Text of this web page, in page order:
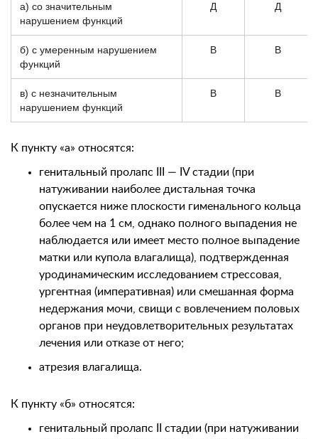
а) со значительным
нарушением функций
Д Д
б) с умеренным нарушением
функций
В В
в) с незначительным
нарушением функций
В В
К пункту «а» относятся:
генитальный пролапс III — IV стадии (при
натуживании наиболее дистальная точка
опускается ниже плоскости гименального кольца
более чем на 1 см, однако полного выпадения не
наблюдается или имеет место полное выпадение
матки или купола влагалища), подтвержденная
уродинамическим исследованием стрессовая,
ургентная (императивная) или смешанная форма
недержания мочи, свищи с вовлечением половых
органов при неудовлетворительных результатах
лечения или отказе от него;
атрезия влагалища.
К пункту «б» относятся:
генитальный пролапс II стадии (при натуживании